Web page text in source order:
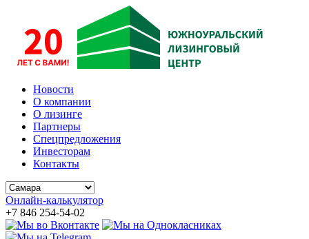
Новости
О компании
О лизинге
Партнеры
Спецпредложения
Инвесторам
Контакты
Онлайн-калькулятор
+7 846 254-54-02